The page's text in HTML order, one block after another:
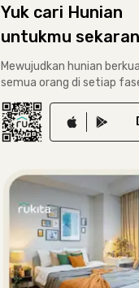
Yuk cari Hunian
untukmu
Mewujudkan hunian
semua orang di setiap